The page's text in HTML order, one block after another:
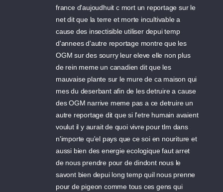
france d'aujoudhuit c mort un reportage sur le
net dit que la terre et morte incultivable a
cause des insectisible utiliser depui temp
d'annees d'autre reportage montre que les
OGM sur des sourry leur eleve elle non plus
de rein meme un canadien dit que les
mauvaise plante sur le mure de ca maison qui
mes du deserbant afin de les detruire a cause
des OGM narrive meme pas a ce detruire un
autre reportage dit que si l'etre humain avaient
voulut il y aurait de quoi vivre pour tlm dans
n'importe qu'el pays que ce soi en nouriture et
aussi bien des energie ecologique faut arret
de nous prendre pour de dindont nous le
savont bien depui long temp quil nous prenne
pour de pigeon comme tous ces gens qui